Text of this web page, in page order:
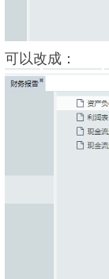
可以改成：